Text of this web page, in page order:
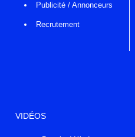
Publicité / Annonceurs
Recrutement
VIDÉOS